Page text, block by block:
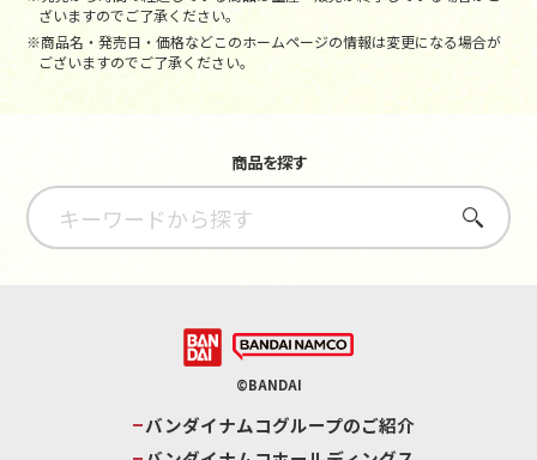
ざいますのでご了承ください。
※商品名・発売日・価格などこのホームページの情報は変更になる場合が
ございますのでご了承ください。
商品を探す
さがす
©BANDAI
バンダイナムコグループのご紹介